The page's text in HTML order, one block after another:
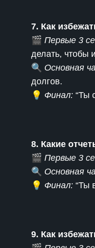
7. Как
🎬 Первые 3
делать, чтобы
🔍 Основная
долгов.
💡 Финал: “Ты
8. Какие
🎬 Первые 3
🔍 Основная
💡 Финал: “Ты
9. Как